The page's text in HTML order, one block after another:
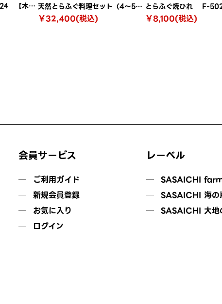
メイプルヌーヴォー2024 【木箱入り】
天然とらふぐ料理セット（4〜5人前） H-301
￥32,400(税込)
とらふぐ焼ひれ F-
￥8,100(税込)
会員サービス
ご利用ガイド
新規会員登録
お気に入り
ログイン
レーベル
SASAICHI
SASAICHI 海の
SASAICHI 大地